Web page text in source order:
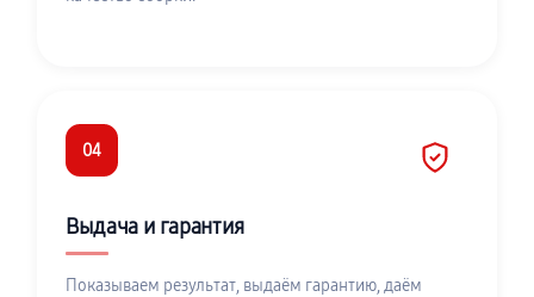
04
Выдача и гарантия
Показываем результат, выдаём гарантию, даём